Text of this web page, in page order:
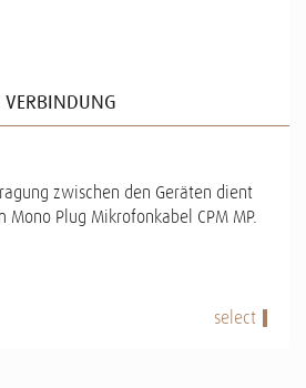
VERBINDUNG
zwischen den Geräten dient
Mono Plug Mikrofonkabel CPM MP.
select